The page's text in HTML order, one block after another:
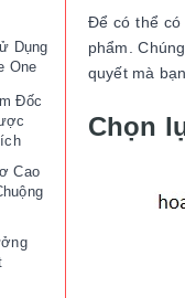
Để có thể
phẩm.
quyết mà
Chọn
Dụng
One
Đốc
Cao